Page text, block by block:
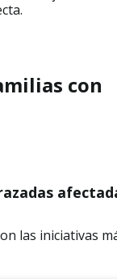
con
las iniciativas